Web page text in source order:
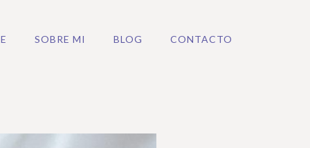
SOBRE MI BLOG CONTACTO